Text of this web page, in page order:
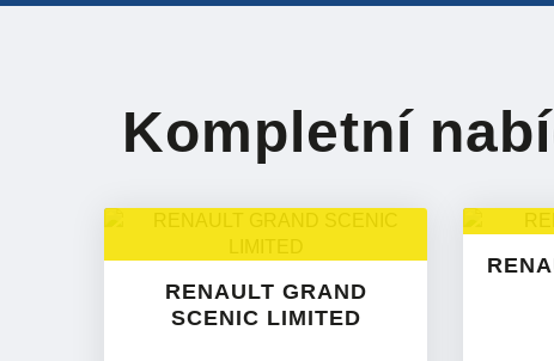
Kompletní
RENAULT GRAND
SCENIC LIMITED